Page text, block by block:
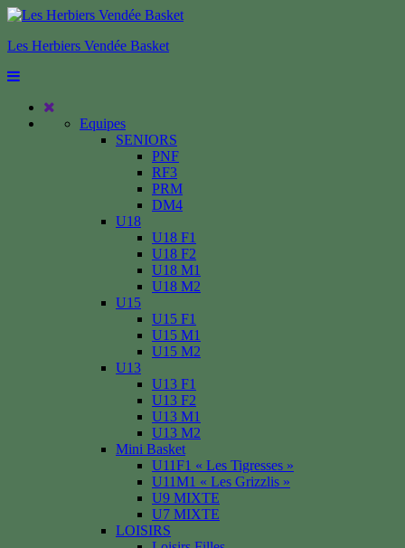
Les Herbiers Vendée Basket
Equipes
SENIORS
PNF
RF3
PRM
DM4
U18
U18 F1
U18 F2
U18 M1
U18 M2
U15
U15 F1
U15 M1
U15 M2
U13
U13 F1
U13 F2
U13 M1
U13 M2
Mini Basket
U11F1 « Les Tigresses »
U11M1 « Les Grizzlis »
U9 MIXTE
U7 MIXTE
LOISIRS